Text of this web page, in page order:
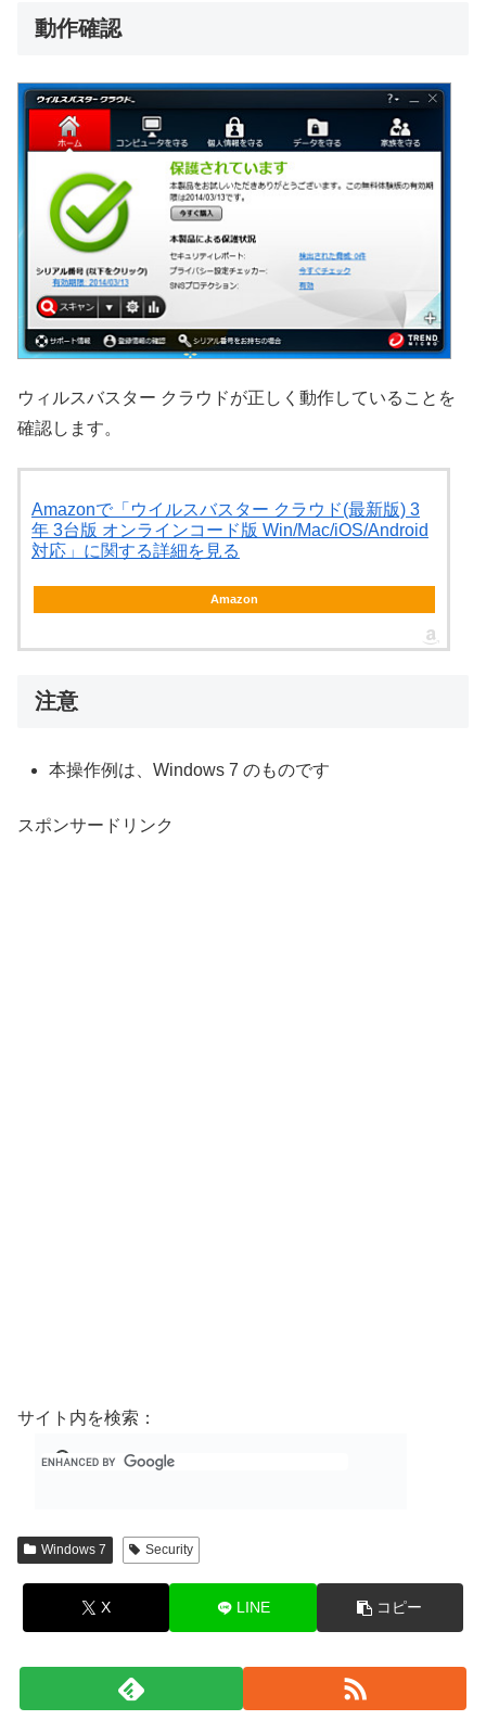
動作確認
ウィルスバスター クラウドが正しく動作していることを
確認します。
Amazonで「ウイルスバスター クラウド(最新版) 3
年 3台版 オンラインコード版 Win/Mac/iOS/Android
対応」に関する詳細を見る
Amazon
注意
本操作例は、Windows 7 のものです
スポンサードリンク
サイト内を検索：
Windows 7 Security
X LINE コピー